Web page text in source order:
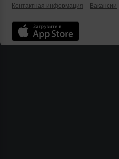
Контактная информация
Вакансии